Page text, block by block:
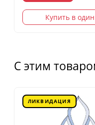
Купить в
С этим
ЛИКВИДАЦИЯ